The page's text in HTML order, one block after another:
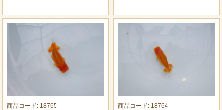
商品コード: 18765 商品コード: 18764